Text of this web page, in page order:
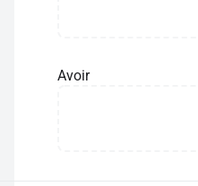
Avoir